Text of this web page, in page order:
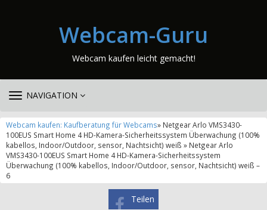
Webcam-Guru
Webcam kaufen leicht gemacht!
TOGGLE
NAVIGATION
Webcam kaufen: Kaufberatung für Webcams» Netgear Arlo VMS3430-
100EUS Smart Home 4 HD-Kamera-Sicherheitssystem Überwachung (100%
kabellos, Indoor/Outdoor, sensor, Nachtsicht) weiß » Netgear Arlo
VMS3430-100EUS Smart Home 4 HD-Kamera-Sicherheitssystem
Überwachung (100% kabellos, Indoor/Outdoor, sensor, Nachtsicht) weiß –
6
Teilen